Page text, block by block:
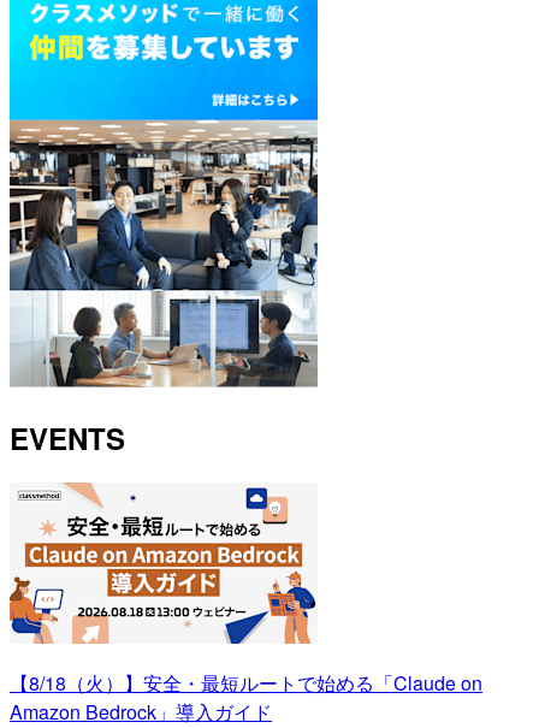
EVENTS
【8/18（火）】安全・最短ルートで始める「Claude on
Amazon Bedrock」導入ガイド